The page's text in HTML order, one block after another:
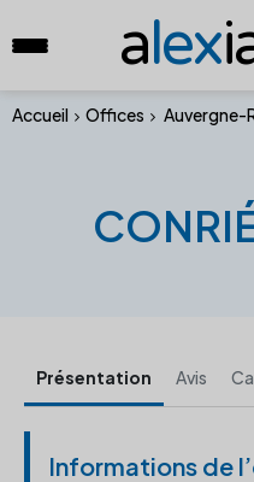
alex
Accueil Offices Auvergne-
Présentation Avis
Informations de